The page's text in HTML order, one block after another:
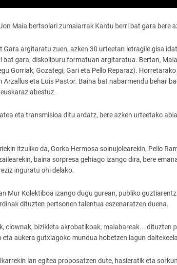
Maia bertsolari zumaiarrak Kantu berri bat gara bere
Gara argitaratu zuen, azken 30 urteetan letragile gisa
bat gara, diskoliburu formatuan argitaratua. Bertan,
Gorriak, Gozategi, Gari eta Pello Reparaz).
Arzallus eta Luis Pastor. Baina bat nabarmendu behar
abestuz.
eta transmisioa ditu ardatz, bere azken urteetako
itzuliko da, Gorka Hermosa soinujolearekin, Pello
baina sorpresa gehiago izango dira, bere
inguratu ohi delako.
Mur Kolektiboa izango dugu gurean, publiko
dituzten pertsonen talentua eszenaratzen duena.
clownak, bizikleta akrobatikoak, malabareak...
aukera gutxiagoko mundua hobetzen lagun
lan egitea proposatzen dute, hasieratik eta